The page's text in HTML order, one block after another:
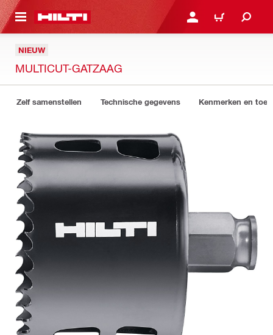
HOOFDINHOUD LOG IN OF REGISTREER
WINKELWAGEN
NIEUW
MULTICUT-GATZAAG
Zelf samenstellen Technische gegevens Kenmerken en